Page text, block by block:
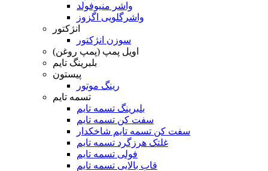
واشر منیوفولد
واشرگلویی اگزوز
انژکتور
سوزن انژکتور
اویل پمپ (پمپ روغن)
بلبرینگ تایم
پیستون
رینگ موتور
تسمه تایم
بلبرینگ تسمه تایم
سفت کن تسمه تایم
سفت کن تسمه تایم شاخکدار
غلتک هرزگرد تسمه تایم
فولی تسمه تایم
قاب بالایی تسمه تایم